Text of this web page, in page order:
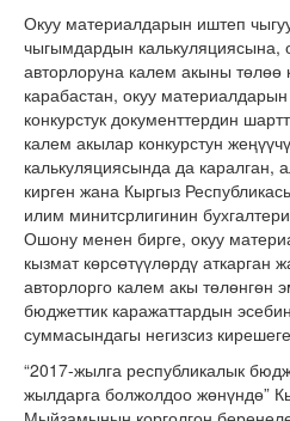
Окуу материалдарын иштеп
чыгымдардын калькуляциясына,
авторлоруна калем акыны төлөө
карабастан, окуу
конкурстук документтердин
калем акылар конкурстун
калькуляциясында да
кирген жана Кыргыз
илим минитсрлигинин
Ошону менен бирге, окуу
кызмат көрсөтүүлөрдү аткарган
авторлорго калем акы
бюджеттик каражаттардын
суммасындагы негизсиз
“2017-жылга республикалык
жылдарга болжолдоо жөнүндө”